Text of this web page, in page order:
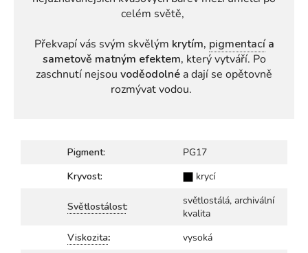
celém světě,
Překvapí vás svým skvělým krytím, pigmentacía
sametově matným efektem, který vytváří. Po
zaschnutí nejsou voděodolné a dají se opětovně
rozmývat vodou.
Pigment:
PG17
Kryvost:
krycí
Světlostálost:
světlostálá, archivální
kvalita
Viskozita: vysoká